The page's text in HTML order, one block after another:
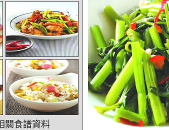
關食譜資料